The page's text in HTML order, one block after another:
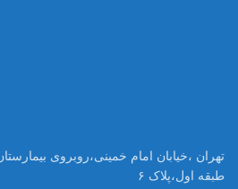
طبقه اول،پلاک ۶